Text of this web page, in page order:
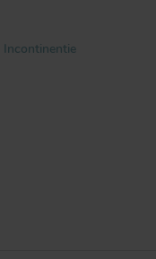
Incontinentie